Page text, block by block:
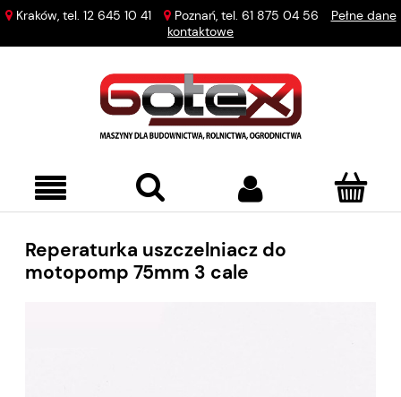
Kraków, tel. 12 645 10 41 Poznań, tel. 61 875 04 56
Pełne dane
kontaktowe
Reperaturka uszczelniacz do
motopomp 75mm 3 cale